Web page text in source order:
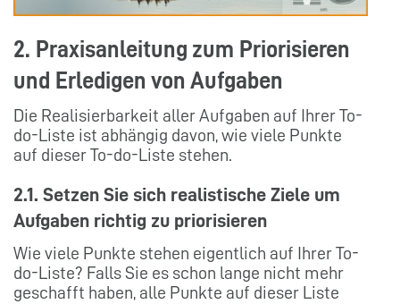
2. Praxisanleitung zum Priorisieren
und Erledigen von Aufgaben
Die Realisierbarkeit aller Aufgaben auf Ihrer To-
do-Liste ist abhängig davon, wie viele Punkte
auf dieser To-do-Liste stehen.
2.1. Setzen Sie sich realistische Ziele um
Aufgaben richtig zu priorisieren
Wie viele Punkte stehen eigentlich auf Ihrer To-
do-Liste? Falls Sie es schon lange nicht mehr
geschafft haben, alle Punkte auf dieser Liste